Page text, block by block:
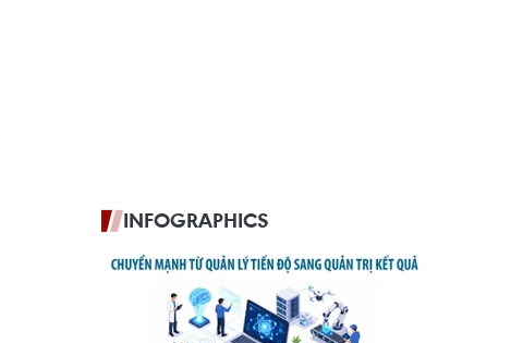
INFOGRAPHICS